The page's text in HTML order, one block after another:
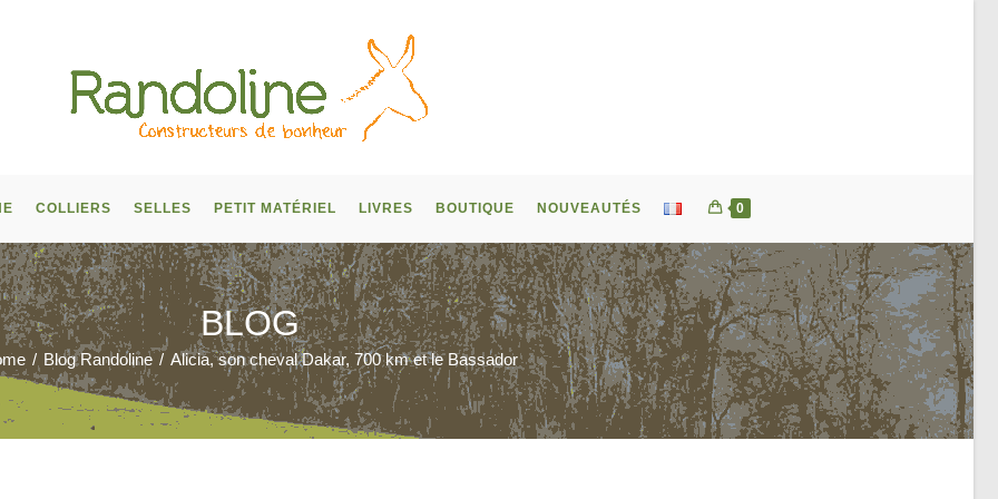
COLLIERS SELLES PETIT MATÉRIEL LIVRES BOUTIQUE NOUVEAUTÉS 0
BLOG
/ Blog Randoline / Alicia, son cheval Dakar, 700 km et le Bassador